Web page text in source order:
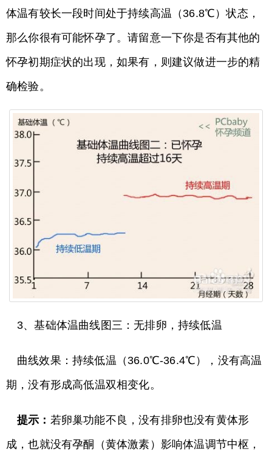
体温有较长一段时间处于持续高温（36.8℃）状态，
那么你很有可能怀孕了。请留意一下你是否有其他的
怀孕初期症状的出现，如果有，则建议做进一步的精
确检验。
3、基础体温曲线图三：无排卵，持续低温
曲线效果：持续低温（36.0℃-36.4℃），没有高温
期，没有形成高低温双相变化。
提示： 若卵巢功能不良，没有排卵也没有黄体形
成，也就没有孕酮（黄体激素）影响体温调节中枢，